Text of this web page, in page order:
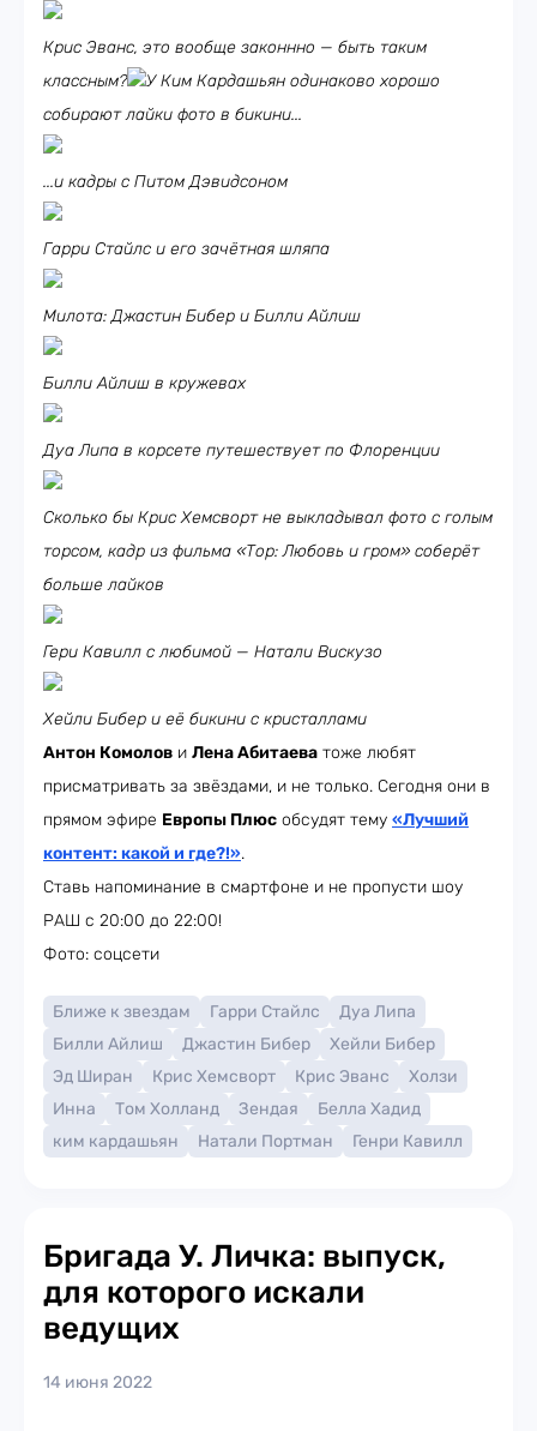
Крис Эванс, это вообще законнно — быть таким
классным?
У Ким Кардашьян одинаково хорошо
собирают лайки фото в бикини...
...и кадры с Питом Дэвидсоном
Гарри Стайлс и его зачётная шляпа
Милота: Джастин Бибер и Билли Айлиш
Билли Айлиш в кружевах
Дуа Липа в корсете путешествует по Флоренции
Сколько бы Крис Хемсворт не выкладывал фото с голым
торсом, кадр из фильма «Тор: Любовь и гром» соберёт
больше лайков
Гери Кавилл с любимой — Натали Вискузо
Хейли Бибер и её бикини с кристаллами
Антон Комолов и Лена Абитаева тоже любят
присматривать за звёздами, и не только. Сегодня они в
прямом эфире Европы Плюс обсудят тему «Лучший
контент: какой и где?!».
Ставь напоминание в смартфоне и не пропусти шоу
РАШ с 20:00 до 22:00!
Фото: соцсети
Ближе к звездам Гарри Стайлс
Дуа Липа
Билли Айлиш
Джастин Бибер
Хейли Бибер
Эд Ширан
Крис Хемсворт Крис Эванс
Холзи
Инна
Том Холланд Зендая
Белла Хадид
ким кардашьян
Натали Портман Генри Кавилл
Бригада У. Личка: выпуск,
для которого искали
ведущих
14 июня 2022